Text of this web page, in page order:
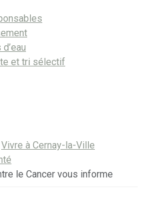
et tri sélectif
Vivre à Cernay-la-Ville
le Cancer vous informe